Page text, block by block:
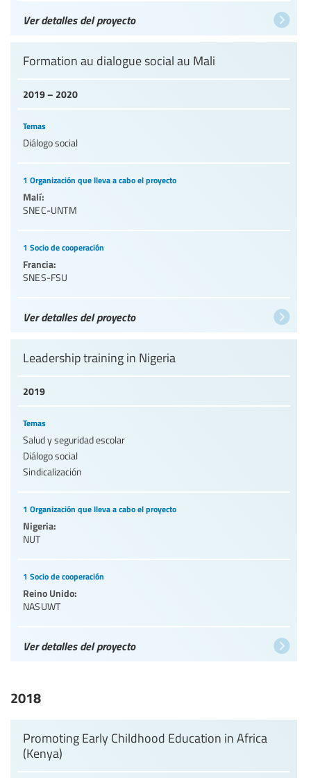
Ver detalles del proyecto
2019 – 2020
Formation au dialogue social au Mali
Temas
Diálogo social
1 Organización que lleva a cabo el proyecto
Malí:
SNEC-UNTM
1 Socio de cooperación
Francia:
SNES-FSU
Ver detalles del proyecto
2019
Leadership training in Nigeria
Temas
Salud y seguridad escolar
Diálogo social
Sindicalización
1 Organización que lleva a cabo el proyecto
Nigeria:
NUT
1 Socio de cooperación
Reino Unido:
NASUWT
Ver detalles del proyecto
2018
Promoting Early Childhood Education in Africa
(Kenya)